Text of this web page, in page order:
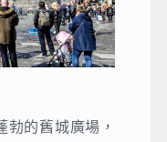
勃的舊城廣場，